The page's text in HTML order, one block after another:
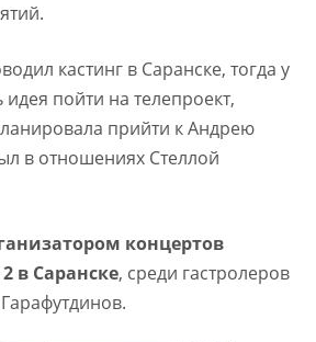
кастинг в Саранске, тогда у
пойти на телепроект,
прийти к Андрею
в отношениях Стеллой
концертов
в Саранске, среди гастролеров